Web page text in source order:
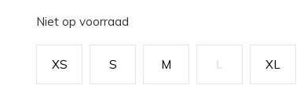
Niet op voorraad
XS S M L XL